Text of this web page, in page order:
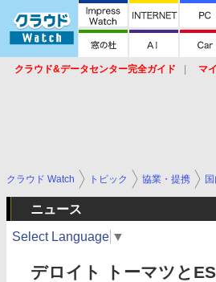
クラウド&データセンター完全ガイド
マ
クラウド Watch トピック 協業・提携
ニュース
Select Language ▼
デロイト トーマツと